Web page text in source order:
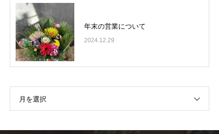
年末の営業について
2024.12.29
月を選択